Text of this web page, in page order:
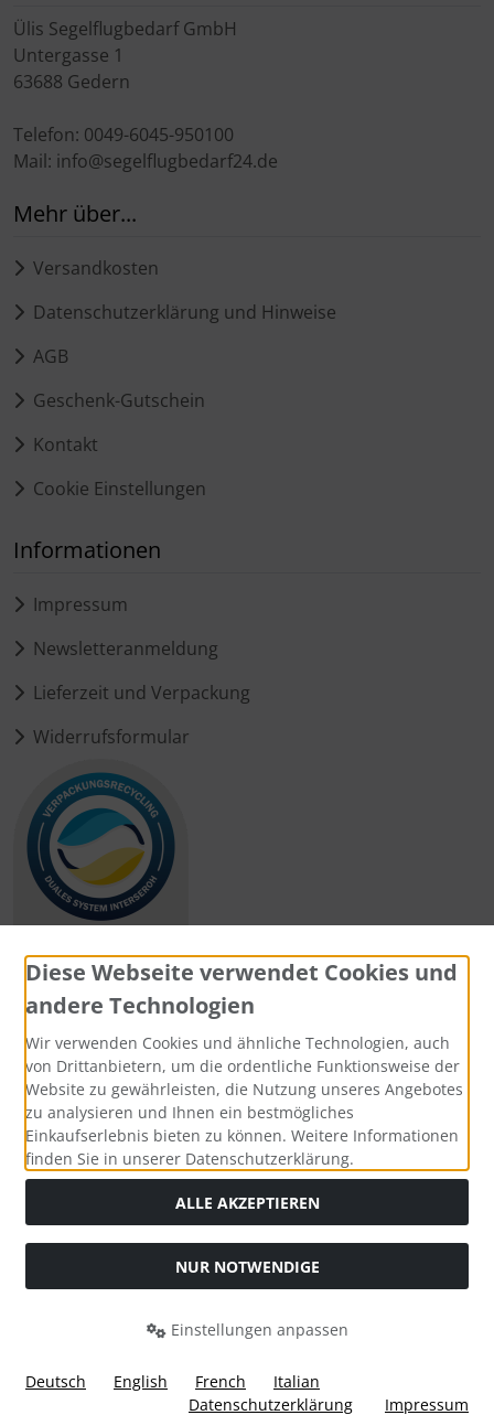
Ülis Segelflugbedarf GmbH
Untergasse 1
63688 Gedern
Telefon: 0049-6045-950100
Mail: info@segelflugbedarf24.de
Mehr über...
Versandkosten
Datenschutzerklärung und Hinweise
AGB
Geschenk-Gutschein
Kontakt
Cookie Einstellungen
Informationen
Impressum
Newsletteranmeldung
Lieferzeit und Verpackung
Widerrufsformular
Zahlungsmethoden
Social Media
Widerrufsformular
Diese Webseite verwendet Cookies und
andere Technologien
Wir verwenden Cookies und ähnliche Technologien, auch
von Drittanbietern, um die ordentliche Funktionsweise der
Website zu gewährleisten, die Nutzung unseres Angebotes
zu analysieren und Ihnen ein bestmögliches
Einkaufserlebnis bieten zu können. Weitere Informationen
finden Sie in unserer Datenschutzerklärung.
ALLE AKZEPTIEREN
NUR NOTWENDIGE
Einstellungen anpassen
Deutsch English French
Italian
Datenschutzerklärung
Impressum